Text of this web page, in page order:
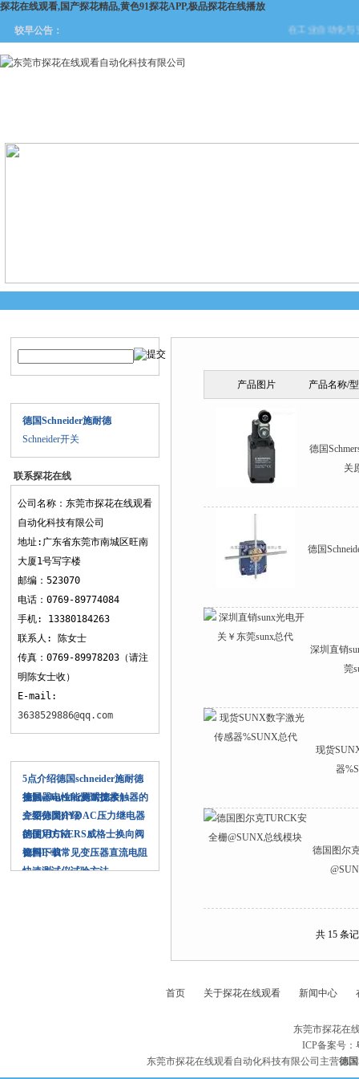
探花在线观看,国产探花精品,黄色91探花APP,极品探花在线播放
较早公告： 在工业自动化与安
德国Schneider施耐德
Schneider开关
联系探花在线
观看
公司名称：东莞市探花在线观看
自动化科技有限公司
地址:广东省东莞市南城区旺南
大厦1号写字楼
邮编：523070
电话：0769-89774084
手机: 13380184263
联系人: 陈女士
传真：0769-89978203（请注
明陈女士收）
E-mail:
3638529886@qq.com
5点介绍德国schneider施耐德
接触器电性能测试技术
德国schneider施耐德接触器的
主要分类介绍
介绍德国HYDAC压力继电器
的使用方法
德国VICKERS威格士换向阀
资料下载
德国E+H常见变压器直流电阻
快速测试仪试验方法
产品图片 产品名称/
德国
关
德国
深圳直销
莞
现货
器
德国图尔
共 15 条
首页 关于探花在线观看 新闻中心
东莞市探花在
ICP备案号：
东莞市探花在线观看自动化科技有限公司主营德